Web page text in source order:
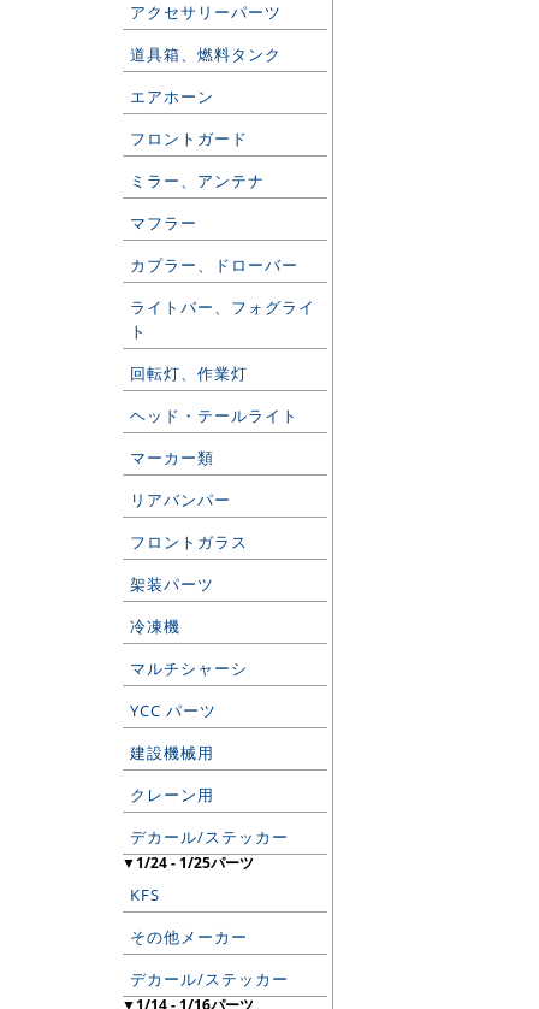
アクセサリーパーツ
道具箱、燃料タンク
エアホーン
フロントガード
ミラー、アンテナ
マフラー
カプラー、ドローバー
ライトバー、フォグライ
ト
回転灯、作業灯
ヘッド・テールライト
マーカー類
リアバンパー
フロントガラス
架装パーツ
冷凍機
マルチシャーシ
YCC パーツ
建設機械用
クレーン用
デカール/ステッカー
▼1/24 - 1/25パーツ
KFS
その他メーカー
デカール/ステッカー
▼1/14 - 1/16パーツ